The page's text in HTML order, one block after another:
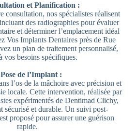
et Planification :
consultation, nos spécialistes réalisent
des radiographies pour évaluer
et déterminer l’emplacement idéal
Vos Implants Dentaires près de Rue
un plan de traitement personnalisé,
vos besoins spécifiques.
de l’Implant :
l’os de la mâchoire avec précision et
locale. Cette intervention, réalisée par
expérimentés de Dentimad Clichy,
sécurisé et durable. Un suivi post-
proposé pour assurer une guérison
rapide.